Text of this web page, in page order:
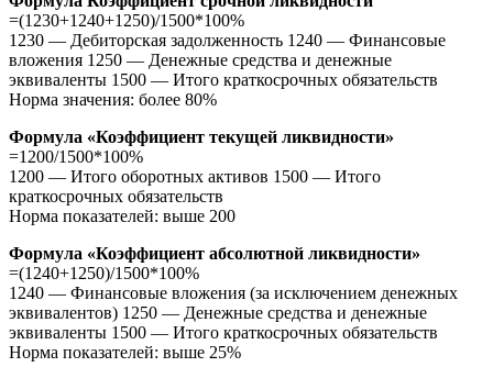
=(1230+1240+1250)/1500*100%
1230 — Дебиторская задолженность 1240 — Финансовые
вложения 1250 — Денежные средства и денежные
эквиваленты 1500 — Итого краткосрочных обязательств
Норма значения: более 80%
Формула «Коэффициент текущей ликвидности»
=1200/1500*100%
1200 — Итого оборотных активов 1500 — Итого
краткосрочных обязательств
Норма показателей: выше 200
Формула «Коэффициент абсолютной ликвидности»
=(1240+1250)/1500*100%
1240 — Финансовые вложения (за исключением денежных
эквивалентов) 1250 — Денежные средства и денежные
эквиваленты 1500 — Итого краткосрочных обязательств
Норма показателей: выше 25%